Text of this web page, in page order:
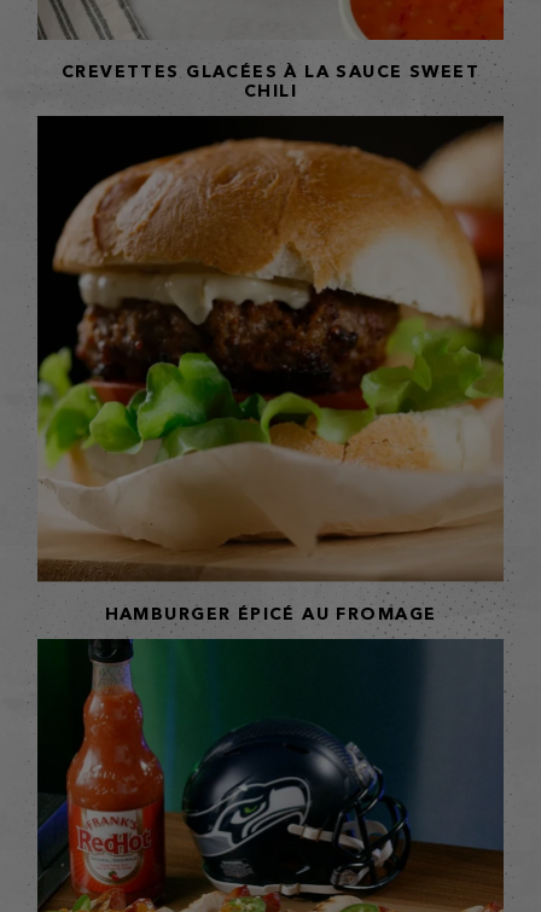
CREVETTES GLACÉES À LA SAUCE SWEET
CHILI
HAMBURGER ÉPICÉ AU FROMAGE